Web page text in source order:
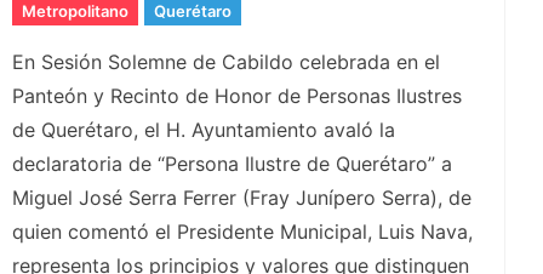
Metropolitano Querétaro
En Sesión Solemne de Cabildo celebrada en el
Panteón y Recinto de Honor de Personas Ilustres
de Querétaro, el H. Ayuntamiento avaló la
declaratoria de “Persona Ilustre de Querétaro” a
Miguel José Serra Ferrer (Fray Junípero Serra), de
quien comentó el Presidente Municipal, Luis Nava,
representa los principios y valores que distinguen